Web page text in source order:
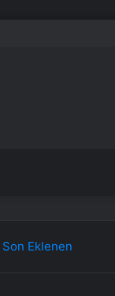
Son Eklenen